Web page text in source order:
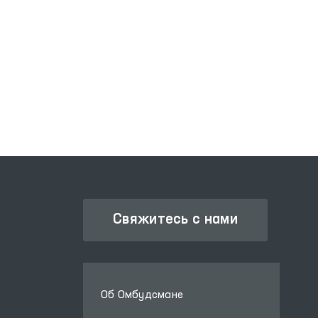
Навоийского
областного отделения
Хаитов и другие
Свяжитесь с нами
Об Омбудсмане